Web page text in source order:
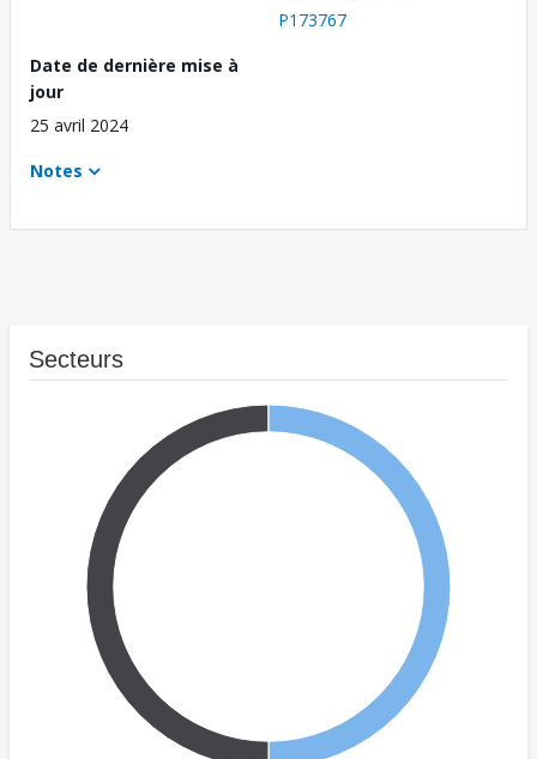
P173767
Date de dernière mise à
jour
25 avril 2024
Notes
Secteurs